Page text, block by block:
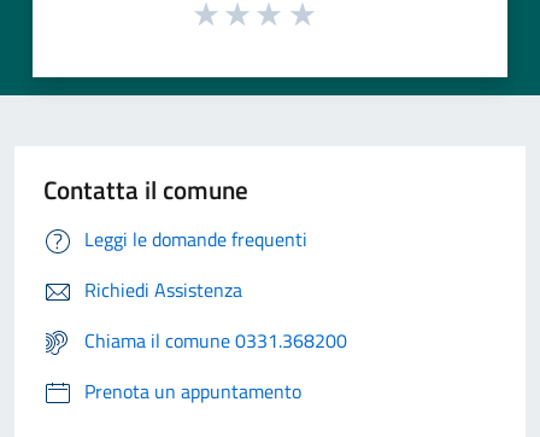
Contatta il comune
Leggi le domande frequenti
Richiedi Assistenza
Chiama il comune 0331.368200
Prenota un appuntamento